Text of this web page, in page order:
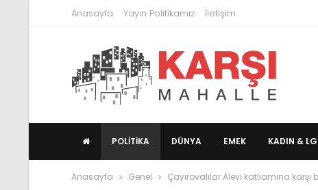
Anasayfa Yayın Politikamız İletişim
POLITIKA DÜNYA EMEK KADIN &
Anasayfa Genel Çayırovalılar Alevi katliamına